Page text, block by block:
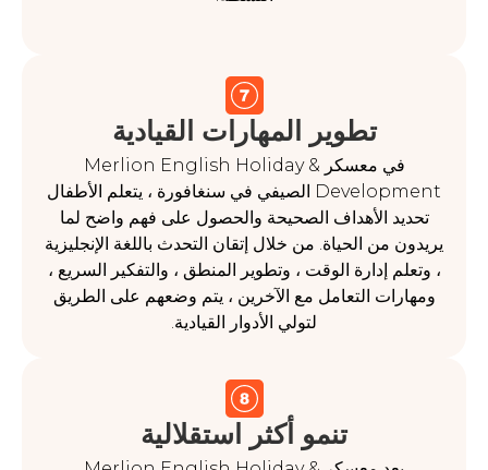
تطوير المهارات القيادية
في معسكر Merlion English Holiday &
Development الصيفي في سنغافورة ، يتعلم الأطفال
الأهداف الصحيحة والحصول على فهم واضح لما
الحياة. من خلال إتقان التحدث باللغة الإنجليزية
إدارة الوقت ، وتطوير المنطق ، والتفكير السريع ،
التعامل مع الآخرين ، يتم وضعهم على الطريق
لتولي الأدوار القيادية.
تنمو أكثر استقلالية